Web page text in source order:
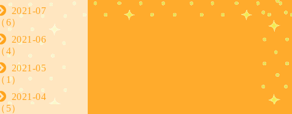
2021-07
（6）
2021-06
（4）
2021-05
（1）
2021-04
（5）